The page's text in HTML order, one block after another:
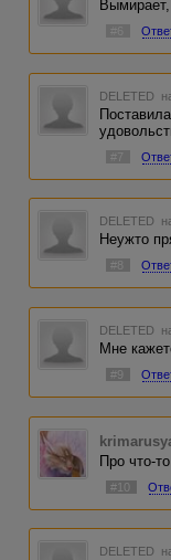
DELETED
#7
DELETED
Неужто
#8
DELETED
Мне
#9
Про что-
#10
DELETED